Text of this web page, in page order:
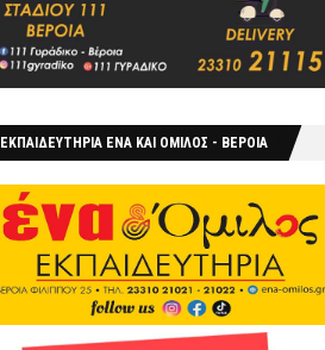
ΕΚΠΑΙΔΕΥΤΗΡΙΑ ΕΝΑ ΚΑΙ ΟΜΙΛΟΣ - ΒΕΡΟΙΑ